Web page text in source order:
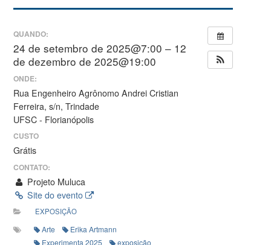
QUANDO:
24 de setembro de 2025@7:00 – 12
de dezembro de 2025@19:00
ONDE:
Rua Engenheiro Agrônomo Andrei Cristian
Ferreira, s/n, Trindade
UFSC - Florianópolis
CUSTO
Grátis
CONTATO:
Projeto Muluca
Site do evento
EXPOSIÇÃO
Arte
Erika Artmann
Experimenta 2025
exposição